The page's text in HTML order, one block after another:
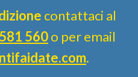
contattaci al
560o per email
.